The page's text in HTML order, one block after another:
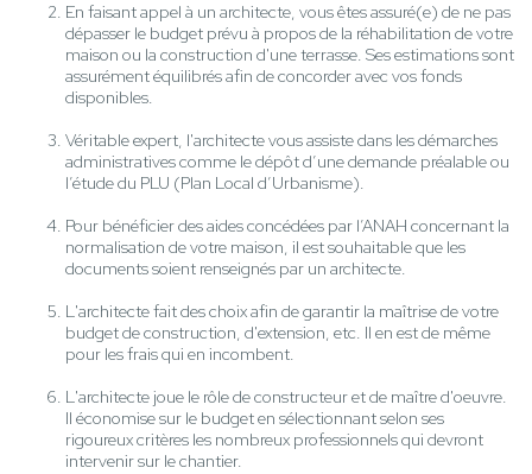
En faisant appel à un architecte, vous êtes assuré(e) de ne pas
dépasser le budget prévu à propos de la réhabilitation de votre
maison ou la construction d'une terrasse. Ses estimations sont
assurément équilibrés afin de concorder avec vos fonds
disponibles.
Véritable expert, l'architecte vous assiste dans les démarches
administratives comme le dépôt d’une demande préalable ou
l’étude du PLU (Plan Local d’Urbanisme).
Pour bénéficier des aides concédées par l’ANAH concernant la
normalisation de votre maison, il est souhaitable que les
documents soient renseignés par un architecte.
L'architecte fait des choix afin de garantir la maîtrise de votre
budget de construction, d'extension, etc. Il en est de même
pour les frais qui en incombent.
L'architecte joue le rôle de constructeur et de maître d'oeuvre.
Il économise sur le budget en sélectionnant selon ses
rigoureux critères les nombreux professionnels qui devront
intervenir sur le chantier.